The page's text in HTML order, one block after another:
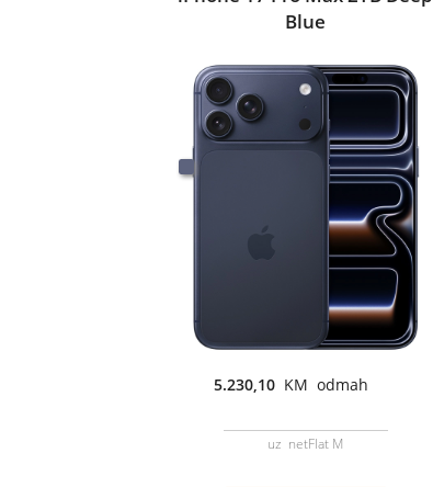
Blue
5.230,10 KM odmah
uz netFlat M